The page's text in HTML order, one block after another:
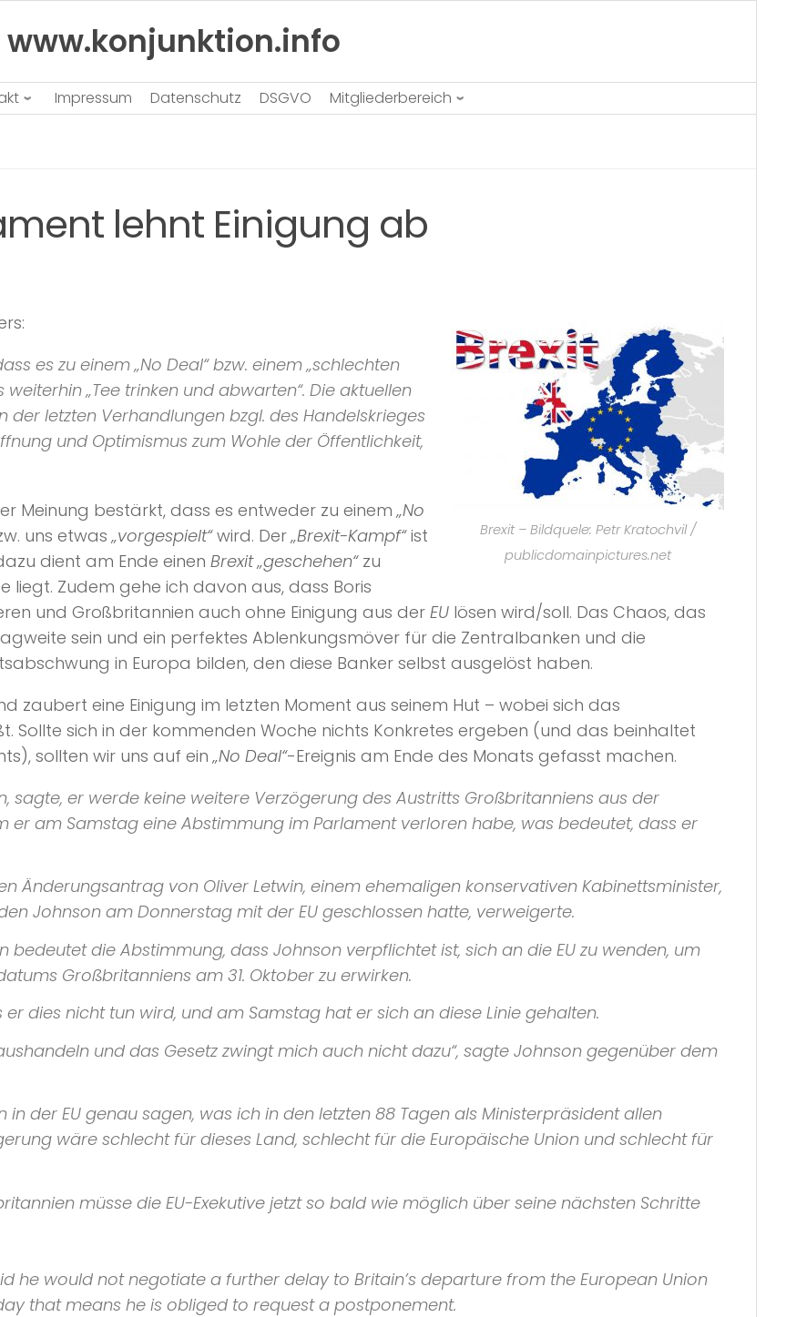
www.konjunktion.info
Impressum Datenschutz DSGVO Mitgliederbereich
lehnt Einigung ab
Brexit – Bildquele: Petr Kratochvil /
publicdomainpictures.net
es zu einem„No Deal“bzw. einem„schlechten
weiterhin„Tee trinken und abwarten“. Die aktuellen
letzten Verhandlungen bzgl. des Handelskrieges
und Optimismus zum Wohle der Öffentlichkeit,
Meinung bestärkt, dass es entweder zu einem „No
uns etwas„vorgespielt“wird. Der„Brexit-Kampf“ist
dient am Ende einen Brexit „geschehen“zu
liegt. Zudem gehe ich davon aus, dass Boris
und Großbritannien auch ohne Einigung aus der EU lösen wird/soll. Das Chaos, das
sein und ein perfektes Ablenkungsmöver für die Zentralbanken und die
in Europa bilden, den diese Banker selbst ausgelöst haben.
zaubert eine Einigung im letzten Moment aus seinem Hut – wobei sich das
Sollte sich in der kommenden Woche nichts Konkretes ergeben (und das beinhaltet
sollten wir uns auf ein„No Deal“-Ereignis am Ende des Monats gefasst machen.
sagte, er werde keine weitere Verzögerung des Austritts Großbritanniens aus der
er am Samstag eine Abstimmung im Parlament verloren habe, was bedeutet, dass er
Änderungsantrag von Oliver Letwin, einem ehemaligen konservativen Kabinettsminister,
Johnson am Donnerstag mit der EU geschlossen hatte, verweigerte.
bedeutet die Abstimmung, dass Johnson verpflichtet ist, sich an die EU zu wenden, um
Großbritanniens am 31. Oktober zu erwirken.
dies nicht tun wird, und am Samstag hat er sich an diese Linie gehalten.
und das Gesetz zwingt mich auch nicht dazu“, sagte Johnson gegenüber dem
in der EU genau sagen, was ich in den letzten 88 Tagen als Ministerpräsident allen
wäre schlecht für dieses Land, schlecht für die Europäische Union und schlecht für
müsse die EU-Exekutive jetzt so bald wie möglich über seine nächsten Schritte
he would not negotiate a further delay to Britain’s departure from the European Union
that means he is obliged to request a postponement.